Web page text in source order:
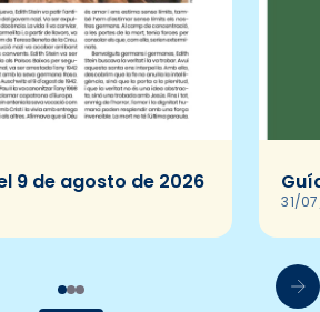
9 de agosto de 2026
31/